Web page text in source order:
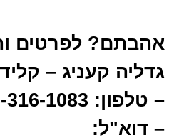
אהבתם? לפרטים
גדליה קעניג –
– טלפון: 053-316-1083
– דוא"ל: